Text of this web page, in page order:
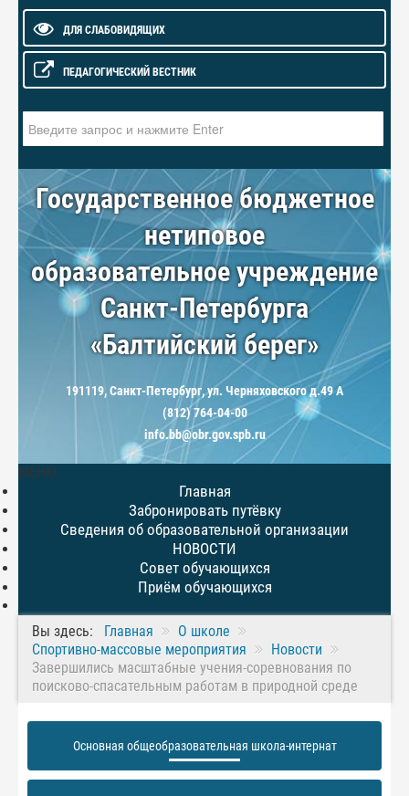
ДЛЯ СЛАБОВИДЯЩИХ
ПЕДАГОГИЧЕСКИЙ ВЕСТНИК
Государственное бюджетное
нетиповое
образовательное учреждение
Санкт-Петербурга
«Балтийский берег»
191119, Санкт-Петербург, ул. Черняховского д.49 А
(812) 764-04-00
info.bb@obr.gov.spb.ru
МЕНЮ
Главная
Забронировать путёвку
Сведения об образовательной организации
НОВОСТИ
Совет обучающихся
Приём обучающихся
Вы здесь: Главная
О школе
Спортивно-массовые мероприятия
Новости
Завершились масштабные учения-соревнования по
поисково-спасательным работам в природной среде
Основная общеобразовательная школа-интернат